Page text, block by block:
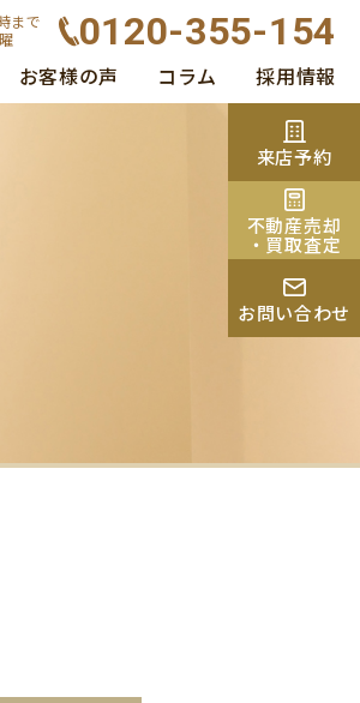
まで
0120-355-154
お客様の声 コラム 採用情報
来店予約
不動産売却
・買取査定
お問い合わせ